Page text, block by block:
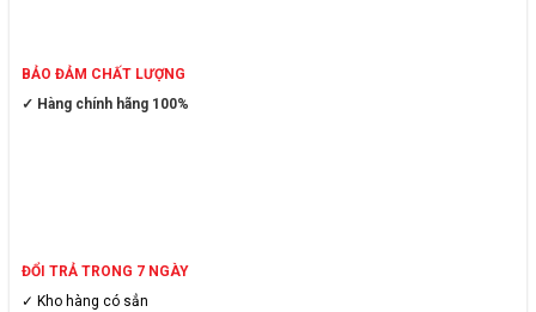
BẢO ĐẢM CHẤT LƯỢNG
✓ Hàng chính hãng 100%
ĐỔI TRẢ TRONG 7 NGÀY
✓ Kho hàng có sẳn